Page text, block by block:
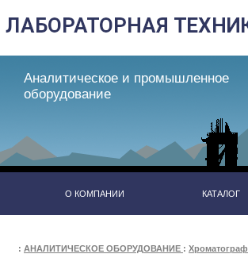
Аналитическое и промышленное
оборудование
О КОМПАНИИ КАТАЛОГ
: АНАЛИТИЧЕСКОЕ ОБОРУДОВАНИЕ : Хроматограф